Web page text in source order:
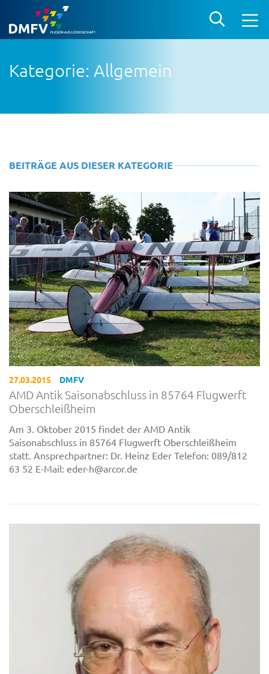
Kategorie: Allgemein
BEITRÄGE AUS DIESER KATEGORIE
27.03.2015 DMFV
AMD Antik Saisonabschluss in 85764 Flugwerft
Oberschleißheim
Am 3. Oktober 2015 findet der AMD Antik
Saisonabschluss in 85764 Flugwerft Oberschleißheim
statt. Ansprechpartner: Dr. Heinz Eder Telefon: 089/812
63 52 E-Mail: eder-h@arcor.de